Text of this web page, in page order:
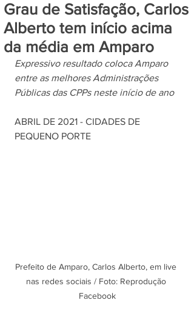
Grau de Satisfação, Carlos
Alberto tem início acima
da média em Amparo
Expressivo resultado coloca Amparo
entre as melhores Administrações
Públicas das CPPs neste início de ano
ABRIL DE 2021 - CIDADES DE
PEQUENO PORTE
Prefeito de Amparo, Carlos Alberto, em live
nas redes sociais / Foto: Reprodução
Facebook